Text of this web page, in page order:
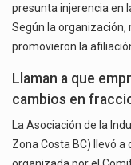
presunta injerencia en
Según la
promovieron la
Llaman a que
cambios en
La Asociación de la
Zona Costa BC) llevó